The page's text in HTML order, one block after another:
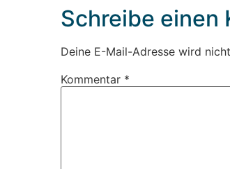
Schreibe einen
Deine E-Mail-Adresse wird
Kommentar *